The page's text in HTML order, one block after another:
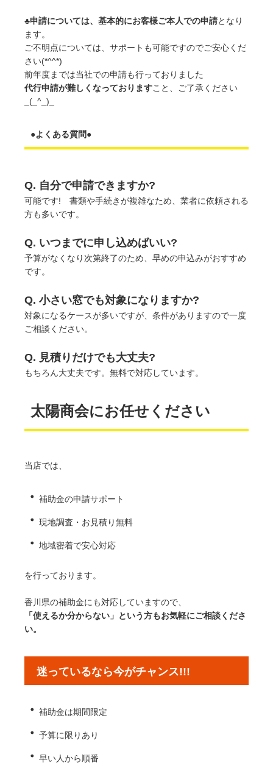
♣️申請については、基本的にお客様ご本人での申請となり
ます。
ご不明点については、サポートも可能ですのでご安心くだ
さい(*^^*)
前年度までは当社での申請も行っておりました
代行申請が難しくなっておりますこと、ご了承ください
_(_^_)_
●よくある質問●
Q. 自分で申請できますか?
可能です! 書類や手続きが複雑なため、業者に依頼される
方も多いです。
Q. いつまでに申し込めばいい?
予算がなくなり次第終了のため、早めの申込みがおすすめ
です。
Q. 小さい窓でも対象になりますか?
対象になるケースが多いですが、条件がありますので一度
ご相談ください。
Q. 見積りだけでも大丈夫?
もちろん大丈夫です。無料で対応しています。
太陽商会にお任せください
当店では、
・ 補助金の申請サポート
・ 現地調査・お見積り無料
・ 地域密着で安心対応
を行っております。
香川県の補助金にも対応していますので、
「使えるか分からない」という方もお気軽にご相談くださ
い。
迷っているなら今がチャンス!!!
・ 補助金は期間限定
・ 予算に限りあり
・ 早い人から順番